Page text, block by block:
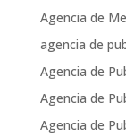
Agencia de
agencia de
Agencia de
Agencia de
Agencia de